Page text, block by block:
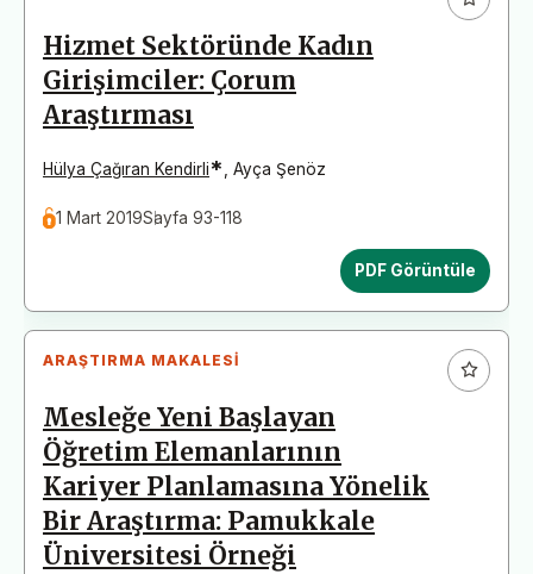
Hizmet Sektöründe Kadın
Girişimciler: Çorum
Araştırması
Hülya Çağıran Kendirli* Ayça Şenöz
1 Mart 2019Sayfa 93-118
PDF Görüntüle
ARAŞTIRMA MAKALESI
Mesleğe Yeni Başlayan
Öğretim Elemanlarının
Kariyer Planlamasına Yönelik
Bir Araştırma: Pamukkale
Üniversitesi Örneği